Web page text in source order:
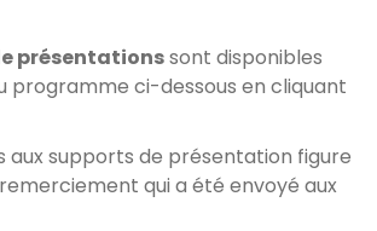
présentationssont disponibles
programme ci-dessous en cliquant
aux supports de présentation figure
qui a été envoyé aux